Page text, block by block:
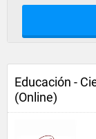
Educación -
(Online)